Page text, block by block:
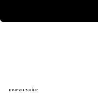
muevo voice